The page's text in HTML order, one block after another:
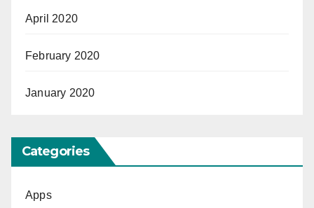
April 2020
February 2020
January 2020
Categories
Apps